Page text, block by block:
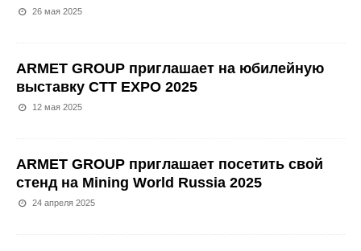
26 мая 2025
ARMET GROUP приглашает на юбилейную
выставку CTT EXPO 2025
12 мая 2025
ARMET GROUP приглашает посетить свой
стенд на Mining World Russia 2025
24 апреля 2025